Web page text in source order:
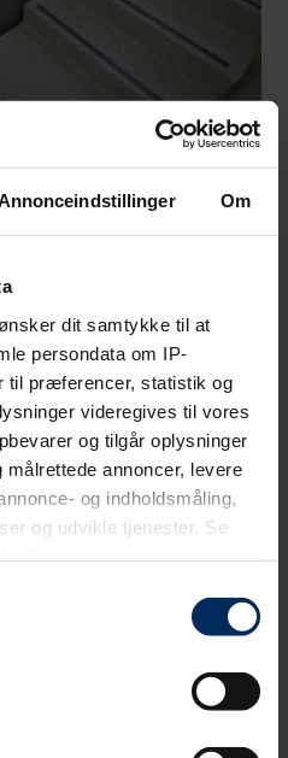
Om
ønsker dit samtykke til at
persondata om IP-
til præferencer, statistik og
videregives til vores
og tilgår oplysninger
annoncer, levere
og indholdsmåling,
og udvikle tjenester. Se
fra vores
at trykke på "Privacy